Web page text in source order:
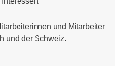
und Mitarbeiter
und der Schweiz.